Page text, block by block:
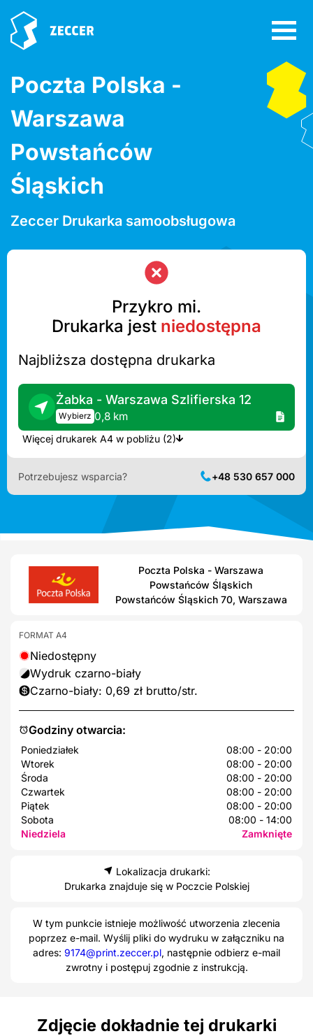
Poczta Polska -
Warszawa
Powstańców
Śląskich
Zeccer Drukarka samoobsługowa
Przykro mi.
Drukarka jest niedostępna
Najbliższa dostępna drukarka
Żabka - Warszawa Szlifierska 12
Wybierz 0,8 km
Więcej drukarek A4 w pobliżu (2)
Potrzebujesz wsparcia? +48 530 657 000
Poczta Polska - Warszawa
Powstańców Śląskich
Powstańców Śląskich 70, Warszawa
Godziny otwarcia:
Poniedziałek
08:00 - 20:00
Wtorek
08:00 - 20:00
Środa
08:00 - 20:00
Czwartek
08:00 - 20:00
Piątek
08:00 - 20:00
Sobota
08:00 - 14:00
Niedziela
Zamknięte
FORMAT A4
Niedostępny
Wydruk czarno-biały
Czarno-biały: 0,69 zł brutto/str.
Lokalizacja drukarki:
Drukarka znajduje się w Poczcie Polskiej
W tym punkcie istnieje możliwość utworzenia zlecenia
poprzez e-mail. Wyślij pliki do wydruku w załączniku na
adres: 9174@print.zeccer.pl, następnie odbierz e-mail
zwrotny i postępuj zgodnie z instrukcją.
Zdjęcie dokładnie tej drukarki